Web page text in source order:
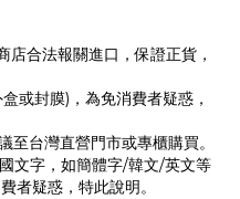
店合法報關進口，保證正貨，
或封膜)，為免消費者疑惑，
至台灣直營門市或專櫃購買。
文字，如簡體字/韓文/英文等
者疑惑，特此說明。